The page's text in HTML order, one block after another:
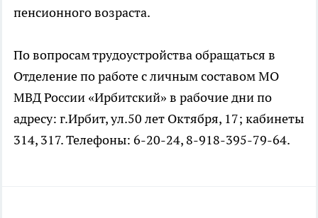
пенсионного возраста.
По вопросам трудоустройства обращаться в
Отделение по работе с личным составом МО
МВД России «Ирбитский» в рабочие дни по
адресу: г.Ирбит, ул.50 лет Октября, 17; кабинеты
314, 317. Телефоны: 6-20-24, 8-918-395-79-64.